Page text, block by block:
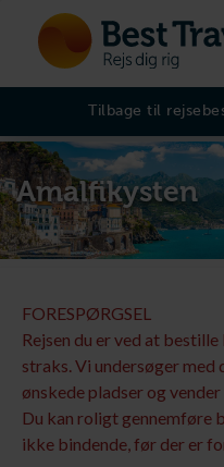
Tilbage til
Amalfikysten
FORESPØRGSEL
Rejsen du er ved at
straks. Vi undersøger med
ønskede pladser og
Du kan roligt gennemføre
ikke bindende, før der er